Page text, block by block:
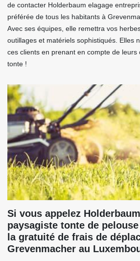
de contacter Holderbaum elagage
préférée de tous les habitants à
Avec ses équipes, elle remettra vos
outillages et matériels sophistiqués. Elles
ces clients en prenant en compte de leurs
tonte !
Si vous appelez
paysagiste tonte de
la gratuité de frais de
Grevenmacher au